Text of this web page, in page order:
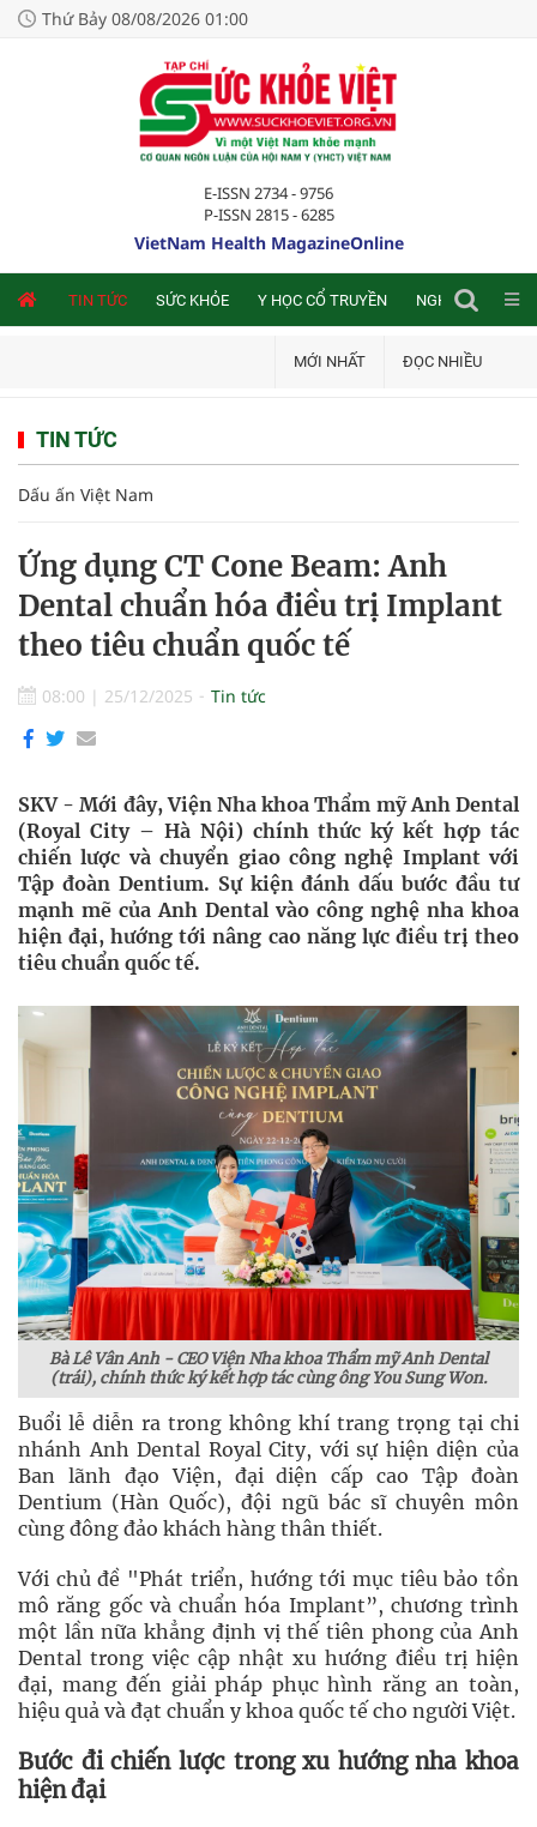
Thứ Bảy 08/08/2026 01:00
E-ISSN 2734 - 9756
P-ISSN 2815 - 6285
VietNam Health MagazineOnline
TIN TỨC SỨC KHỎE Y HỌC CỔ TRUYỀN NGHIÊN CỨU
MỚI NHẤT ĐỌC NHIỀU
TIN TỨC
Dấu ấn Việt Nam
Ứng dụng CT Cone Beam: Anh
Dental chuẩn hóa điều trị Implant
theo tiêu chuẩn quốc tế
08:00 | 25/12/2025 Tin tức
SKV - Mới đây, Viện Nha khoa Thẩm mỹ Anh Dental
(Royal City – Hà Nội) chính thức ký kết hợp tác
chiến lược và chuyển giao công nghệ Implant với
Tập đoàn Dentium. Sự kiện đánh dấu bước đầu tư
mạnh mẽ của Anh Dental vào công nghệ nha khoa
hiện đại, hướng tới nâng cao năng lực điều trị theo
tiêu chuẩn quốc tế.
Bà Lê Vân Anh - CEO Viện Nha khoa Thẩm mỹ Anh Dental
(trái), chính thức ký kết hợp tác cùng ông You Sung Won.
Buổi lễ diễn ra trong không khí trang trọng tại chi
nhánh Anh Dental Royal City, với sự hiện diện của
Ban lãnh đạo Viện, đại diện cấp cao Tập đoàn
Dentium (Hàn Quốc), đội ngũ bác sĩ chuyên môn
cùng đông đảo khách hàng thân thiết.
Với chủ đề "Phát triển, hướng tới mục tiêu bảo tồn
mô răng gốc và chuẩn hóa Implant”, chương trình
một lần nữa khẳng định vị thế tiên phong của Anh
Dental trong việc cập nhật xu hướng điều trị hiện
đại, mang đến giải pháp phục hình răng an toàn,
hiệu quả và đạt chuẩn y khoa quốc tế cho người Việt.
Bước đi chiến lược trong xu hướng nha khoa
hiện đại